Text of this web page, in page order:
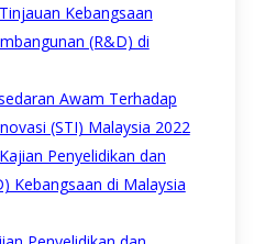
Kebangsaan
(R&D) di
Awam Terhadap
(STI) Malaysia 2022
Penyelidikan dan
Kebangsaan di Malaysia